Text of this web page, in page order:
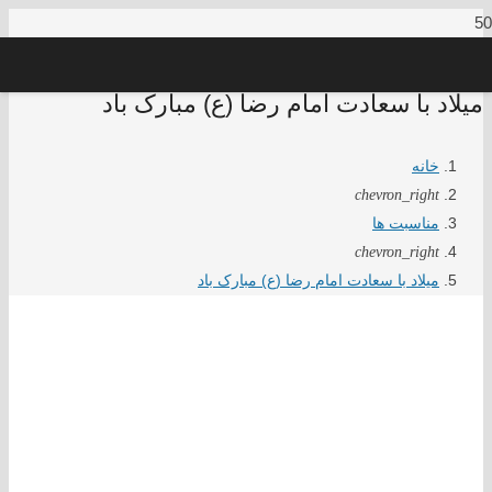
میلاد با سعادت امام رضا (ع) مبارک باد
خانه
chevron_right
مناسبت ها
chevron_right
میلاد با سعادت امام رضا (ع) مبارک باد